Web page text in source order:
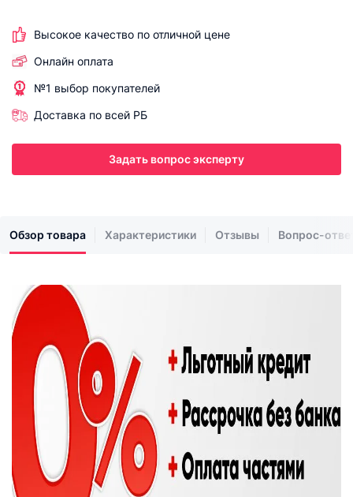
Высокое качество по отличной цене
Онлайн оплата
№1 выбор покупателей
Доставка по всей РБ
Задать вопрос эксперту
Обзор товара Характеристики Отзывы Вопрос-